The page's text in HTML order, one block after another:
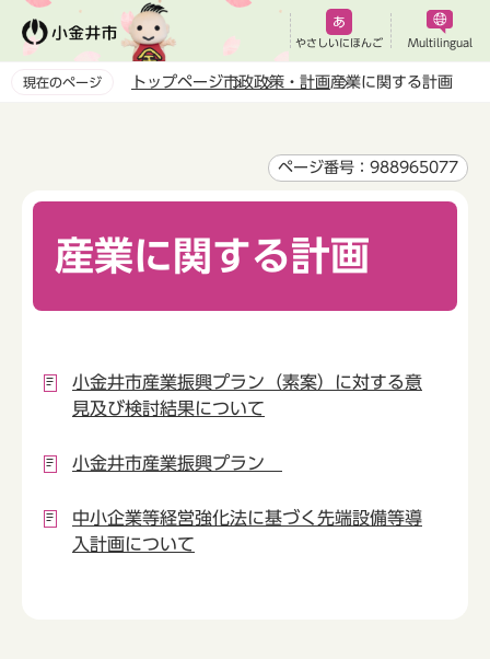
ペ
やさしいにほんご Multilingual
現在のページ トップページ市政政策・計画産業に関する計画
ページ番号：988965077
産業に関する計画
小金井市産業振興プラン（素案）に対する意
見及び検討結果について
小金井市産業振興プラン
中小企業等経営強化法に基づく先端設備等導
入計画について